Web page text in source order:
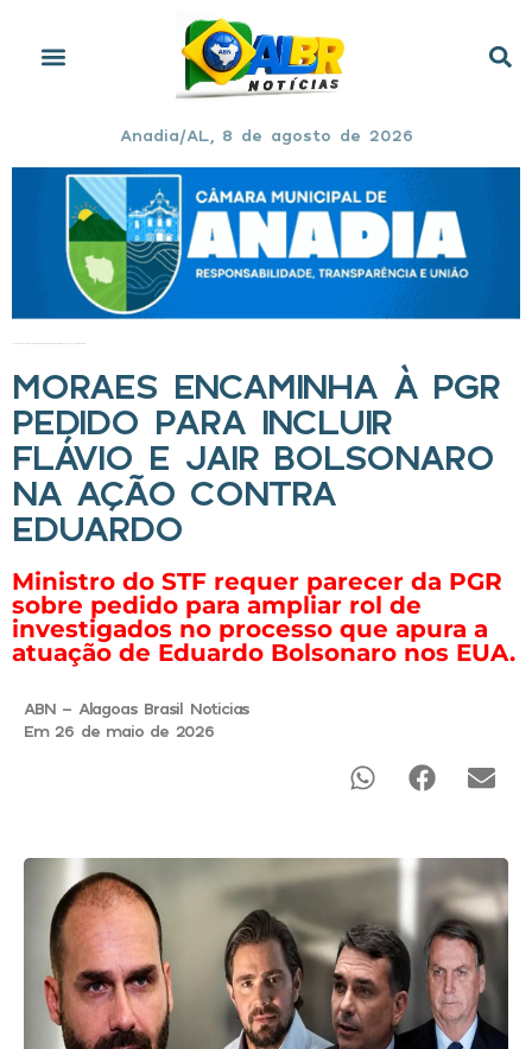
Anadia/AL, 8 de agosto de 2026
MORAES ENCAMINHA À PGR
PEDIDO PARA INCLUIR
FLÁVIO E JAIR BOLSONARO
NA AÇÃO CONTRA
EDUARDO
Ministro do STF requer parecer da PGR
sobre pedido para ampliar rol de
investigados no processo que apura a
atuação de Eduardo Bolsonaro nos EUA.
ABN - Alagoas Brasil Noticias
Em 26 de maio de 2026